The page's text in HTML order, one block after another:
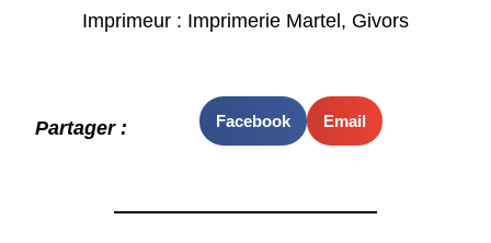
Imprimeur : Imprimerie Martel, Givors
Partager : Facebook Email